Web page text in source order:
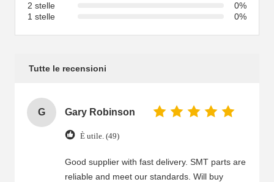
2 stelle
0%
1 stelle
0%
Tutte le recensioni
G Gary Robinson
È utile. (49)
Good supplier with fast delivery. SMT parts are
reliable and meet our standards. Will buy